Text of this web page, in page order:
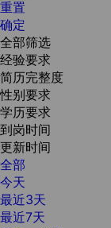
重置
确定
全部筛选
经验要求
简历完整度
性别要求
学历要求
到岗时间
更新时间
全部
今天
最近3天
最近7天